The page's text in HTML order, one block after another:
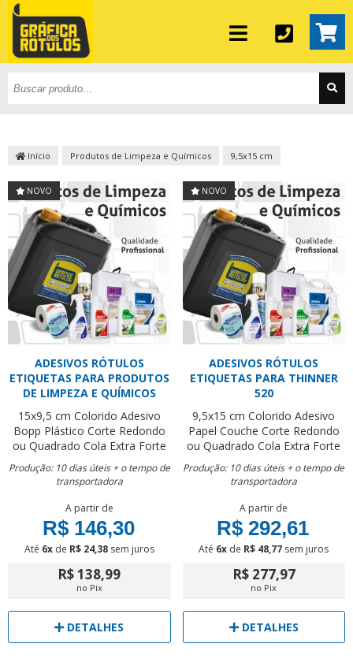
Início Produtos de Limpeza e Químicos 9,5x15 cm
NOVO
ADESIVOS RÓTULOS
ETIQUETAS PARA PRODUTOS
DE LIMPEZA E QUÍMICOS
15x9,5 cm Colorido Adesivo
Bopp Plástico Corte Redondo
ou Quadrado Cola Extra Forte
Produção: 10 dias úteis + o tempo de
transportadora
A partir de
R$ 146,30
Até 6xde R$ 24,38sem juros
R$ 138,99
no Pix
DETALHES
NOVO
ADESIVOS RÓTULOS
ETIQUETAS PARA THINNER
520
9,5x15 cm Colorido Adesivo
Papel Couche Corte Redondo
ou Quadrado Cola Extra Forte
Produção: 10 dias úteis + o tempo de
transportadora
A partir de
R$ 292,61
Até 6x de R$ 48,77 sem juros
R$ 277,97
no Pix
DETALHES